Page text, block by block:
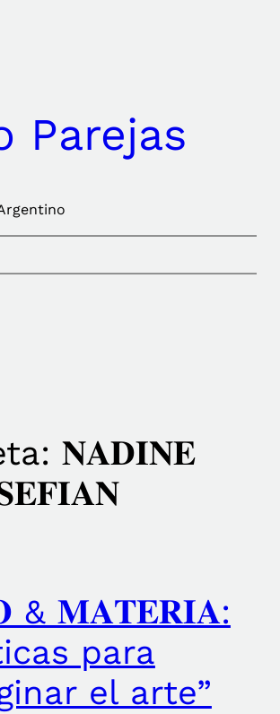
Parejas
𝐍𝐀𝐃𝐈𝐍𝐄
& 𝐌𝐀𝐓𝐄𝐑𝐈𝐀:
para
el arte”